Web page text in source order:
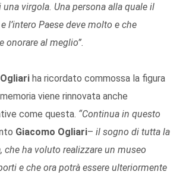
virgola. Una persona alla quale il
l’intero Paese deve molto e che
onorare al meglio”.
ha ricordato commossa la figura
viene rinnovata anche
come questa. “Continua in questo
Giacomo Ogliari– il sogno di tutta la
che ha voluto realizzare un museo
e che ora potrà essere ulteriormente